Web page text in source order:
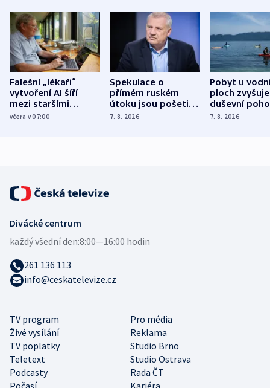
Falešní „lékaři“
vytvoření AI šíří
mezi staršími
Poláky nebezpečné
včera v 07:00
Spekulace o
přímém ruském
útoku jsou pošetilé,
míní estonský
7. 8. 2026
Pobyt u
ploch zvyšuje
duševní
ukázala
7. 8. 2026
TV program
Pro média
Živé vysílání
Reklama
TV poplatky
Studio Brno
Teletext
Studio Ostrava
Podcasty
Rada ČT
Divácké centrum
každý všední den:8:00—16:00 hodin
261 136 113
info@ceskatelevize.cz